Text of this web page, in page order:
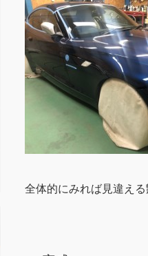
全体的にみれば見違える